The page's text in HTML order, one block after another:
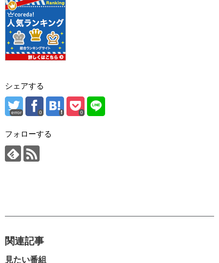
シェアする
error 0 0
フォローする
関連記事
見たい番組